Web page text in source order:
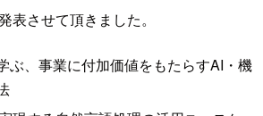
表させて頂きました。
ぶ、事業に付加価値をもたらすAI・機